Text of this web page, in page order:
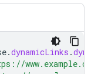
.dynamicLinks .
www.example.com/"